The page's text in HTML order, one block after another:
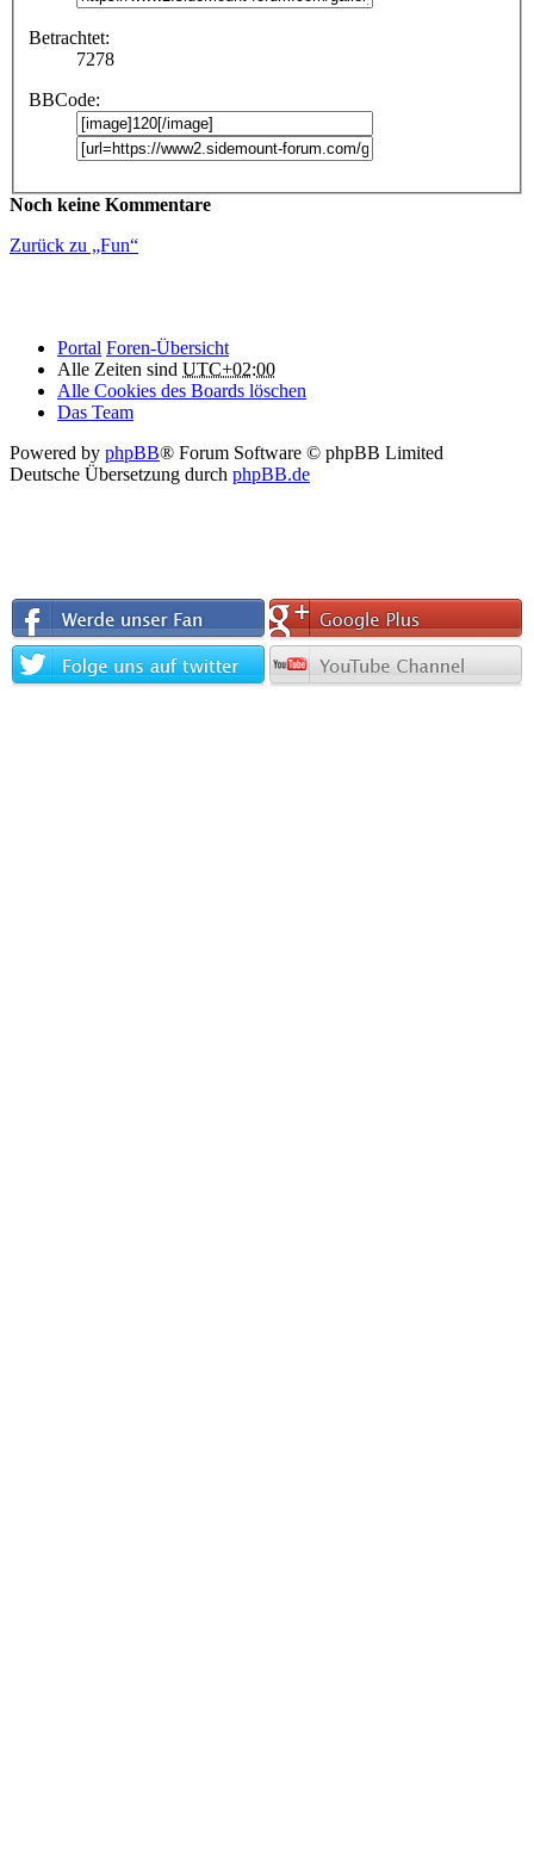
Betrachtet:
7278
BBCode:
Noch keine Kommentare
Zurück zu „Fun“
Portal Foren-Übersicht
Alle Zeiten sind UTC+02:00
Alle Cookies des Boards löschen
Das Team
Powered by phpBB® Forum Software © phpBB Limited
Deutsche Übersetzung durch phpBB.de